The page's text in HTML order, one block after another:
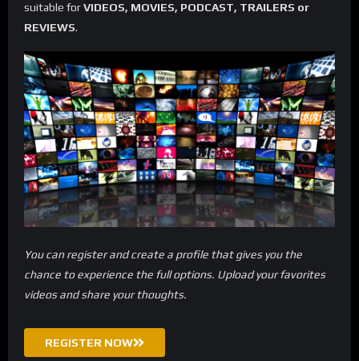
suitable forVIDEOS, MOVIES, PODCAST, TRAILERS or
REVIEWS.
You can register and create a profile that gives you the
chance to experience the full options. Upload your favorites
videos and share your thoughts.
REGISTER NOW